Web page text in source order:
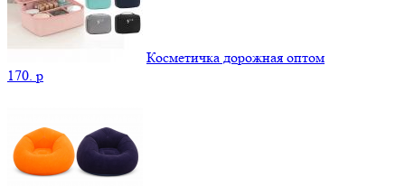
Косметичка дорожная оптом
170. p